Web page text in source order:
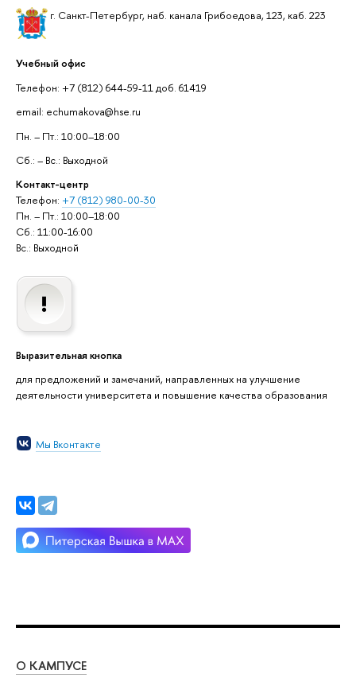
г. Санкт-Петербург, наб. канала Грибоедова, 123, каб. 223
Учебный офис
Телефон: +7 (812) 644-59-11 доб. 61419
email: echumakova@hse.ru
Пн. – Пт.: 10:00–18:00
Сб.: – Вс.: Выходной
Контакт-центр
Телефон: +7 (812) 980-00-30
Пн. – Пт.: 10:00–18:00
Сб.: 11:00-16:00
Вс.: Выходной
Выразительная кнопка
для предложений и замечаний, направленных на улучшение
деятельности университета и повышение качества образования
Мы Вконтакте
О КАМПУСЕ